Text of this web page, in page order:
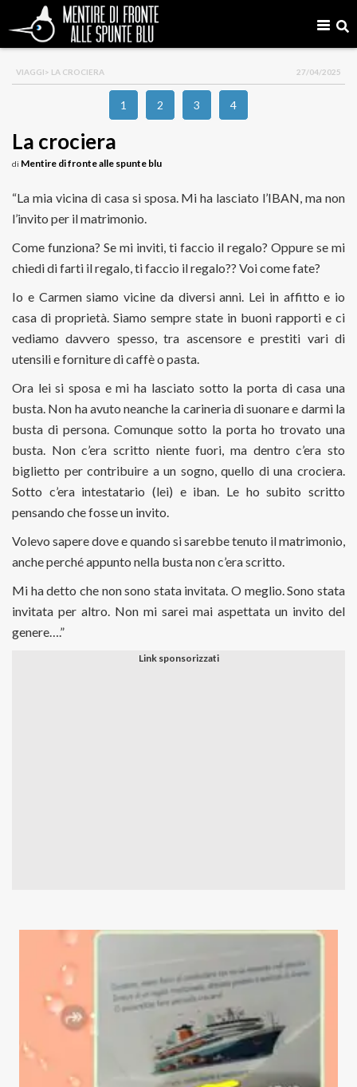
VIAGGI> LA CROCIERA 27/04/2025
1 2 3 4
La crociera
di Mentire di fronte alle spunte blu
“La mia vicina di casa si sposa. Mi ha lasciato l’IBAN, ma non
l’invito per il matrimonio.
Come funziona? Se mi inviti, ti faccio il regalo? Oppure se mi
chiedi di farti il regalo, ti faccio il regalo?? Voi come fate?
Io e Carmen siamo vicine da diversi anni. Lei in affitto e io
casa di proprietà. Siamo sempre state in buoni rapporti e ci
vediamo davvero spesso, tra ascensore e prestiti vari di
utensili e forniture di caffè o pasta.
Ora lei si sposa e mi ha lasciato sotto la porta di casa una
busta. Non ha avuto neanche la carineria di suonare e darmi la
busta di persona. Comunque sotto la porta ho trovato una
busta. Non c’era scritto niente fuori, ma dentro c’era sto
biglietto per contribuire a un sogno, quello di una crociera.
Sotto c’era intestatario (lei) e iban. Le ho subito scritto
pensando che fosse un invito.
Volevo sapere dove e quando si sarebbe tenuto il matrimonio,
anche perché appunto nella busta non c’era scritto.
Mi ha detto che non sono stata invitata. O meglio. Sono stata
invitata per altro. Non mi sarei mai aspettata un invito del
genere….”